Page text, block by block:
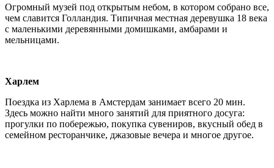
Огромный музей под открытым небом, в котором собрано все,
чем славится Голландия. Типичная местная деревушка 18 века
с маленькими деревянными домишками, амбарами и
мельницами.
Харлем
Поездка из Харлема в Амстердам занимает всего 20 мин.
Здесь можно найти много занятий для приятного досуга:
прогулки по побережью, покупка сувениров, вкусный обед в
семейном ресторанчике, джазовые вечера и многое другое.